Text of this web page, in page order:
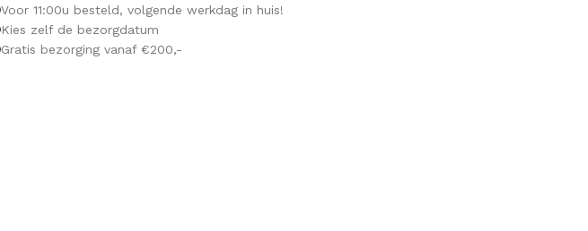
Voor 11:00u besteld, volgende werkdag in huis!
Kies zelf de bezorgdatum
Gratis bezorging vanaf €200,-